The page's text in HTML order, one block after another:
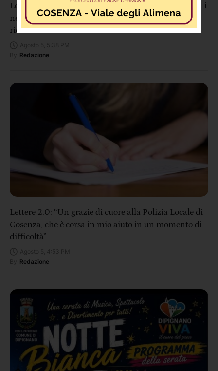
Lettere 2.0: “Annunziata: Personale eccezionale, ma i
neo-papà meritano più considerazione” – La
richiesta di un nostro lettore
Redazione
Lettere 2.0: “Un grazie di cuore alla Polizia Locale di
Cosenza, che è corsa in mio aiuto in un momento di
difficoltà”
Redazione